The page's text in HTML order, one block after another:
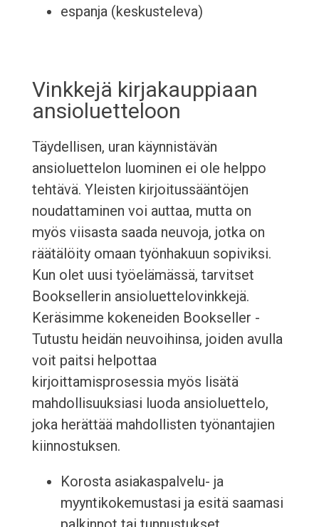
espanja (keskusteleva)
Vinkkejä kirjakauppiaan
ansioluetteloon
Täydellisen, uran käynnistävän
ansioluettelon luominen ei ole helppo
tehtävä. Yleisten kirjoitussääntöjen
noudattaminen voi auttaa, mutta on
myös viisasta saada neuvoja, jotka on
räätälöity omaan työnhakuun sopiviksi.
Kun olet uusi työelämässä, tarvitset
Booksellerin ansioluettelovinkkejä.
Keräsimme kokeneiden Bookseller -
Tutustu heidän neuvoihinsa, joiden avulla
voit paitsi helpottaa
kirjoittamisprosessia myös lisätä
mahdollisuuksiasi luoda ansioluettelo,
joka herättää mahdollisten työnantajien
kiinnostuksen.
Korosta asiakaspalvelu- ja
myyntikokemustasi ja esitä saamasi